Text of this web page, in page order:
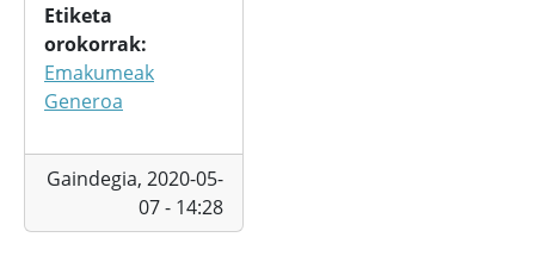
Etiketa
orokorrak
Emakumeak
Generoa
Gaindegia, 2020-05-
07 - 14:28